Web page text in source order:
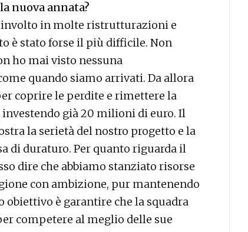
nuova annata?
in molte ristrutturazioni e
è stato forse il più difficile. Non
ho mai visto nessuna
quando siamo arrivati. Da allora
coprire le perdite e rimettere la
già 20 milioni di euro. Il
la serietà del nostro progetto e la
di duraturo. Per quanto riguarda il
dire che abbiamo stanziato risorse
con ambizione, pur mantenendo
obiettivo è garantire che la squadra
competere al meglio delle sue